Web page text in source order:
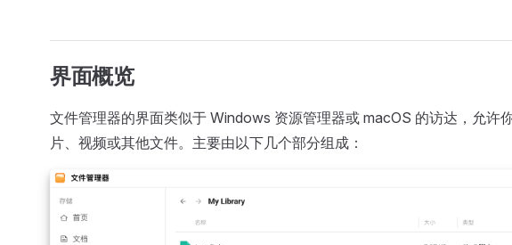
界面概览
文件管理器的界面类似于 Windows 资源管理器或 macOS 的访达，允许
片、视频或其他文件。主要由以下几个部分组成：